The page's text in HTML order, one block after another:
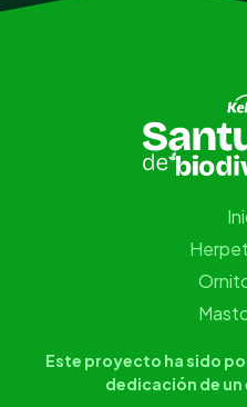
Este proyecto ha sido
dedicación de